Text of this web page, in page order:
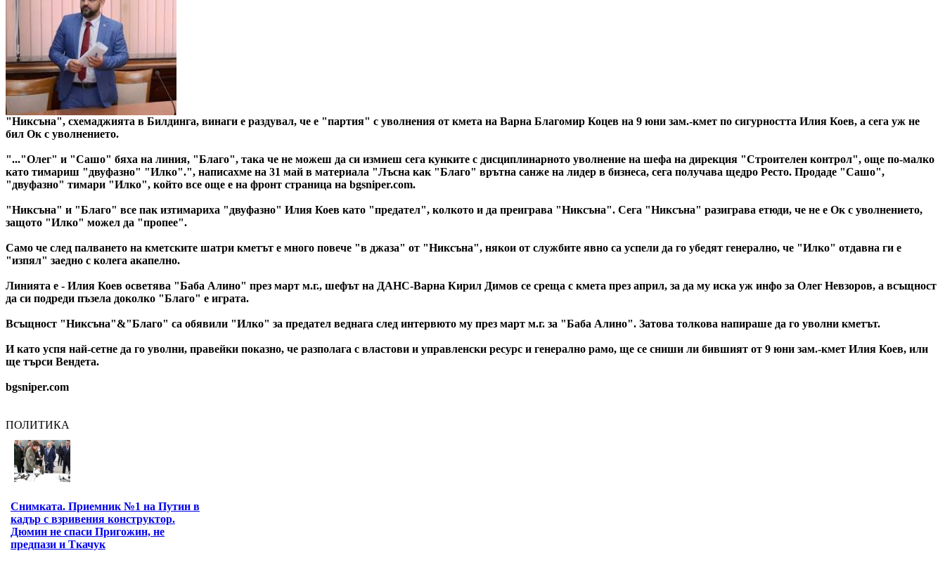
"Никсъна", схемаджията в Билдинга, винаги е раздувал, че е "партия" с уволнения от кмета на Варна Благомир Коцев на 9 юни зам.-кмет по сигурността Илия Коев, а сега уж не
бил Ок с уволнението.
"..."Олег" и "Сашо" бяха на линия, "Благо", така че не можеш да си измиеш сега кунките с дисциплинарното уволнение на шефа на дирекция "Строителен контрол", още по-малко
като тимариш "двуфазно" "Илко".", написахме на 31 май в материала "Лъсна как "Благо" врътна санже на лидер в бизнеса, сега получава щедро Ресто. Продаде "Сашо",
"двуфазно" тимари "Илко", който все още е на фронт страница на bgsniper.com.
"Никсъна" и "Благо" все пак изтимариха "двуфазно" Илия Коев като "предател", колкото и да преиграва "Никсъна". Сега "Никсъна" разиграва етюди, че не е Ок с уволнението,
защото "Илко" можел да "пропее".
Само че след палването на кметските шатри кметът е много повече "в джаза" от "Никсъна", някои от службите явно са успели да го убедят генерално, че "Илко" отдавна ги е
"изпял" заедно с колега акапелно.
Линията е - Илия Коев осветява "Баба Алино" през март м.г., шефът на ДАНС-Варна Кирил Димов се среща с кмета през април, за да му иска уж инфо за Олег Невзоров, а всъщност
да си подреди пъзела доколко "Благо" е играта.
Всъщност "Никсъна"&"Благо" са обявили "Илко" за предател веднага след интервюто му през март м.г. за "Баба Алино". Затова толкова напираше да го уволни кметът.
И като успя най-сетне да го уволни, правейки показно, че разполага с властови и управленски ресурс и генерално рамо, ще се сниши ли бившият от 9 юни зам.-кмет Илия Коев, или
ще търси Вендета.
bgsniper.com
ПОЛИТИКА
Снимката. Приемник №1 на Путин в
кадър с взривения конструктор.
Дюмин не спаси Пригожин, не
предпази и Ткачук